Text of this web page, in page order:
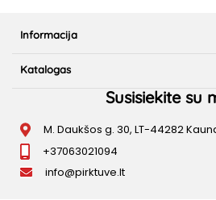
Informacija
Katalogas
Susisiekite su
M. Daukšos g. 30, LT-44282
+37063021094
info@pirktuve.lt